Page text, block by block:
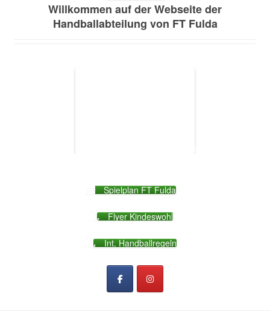
Willkommen auf der Webseite der
Handballabteilung von FT Fulda
Spielplan FT Fulda
Flyer Kindeswohl
Int. Handballregeln